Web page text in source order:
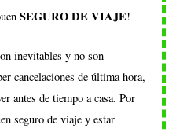
SEGURO DE VIAJE!
inevitables y no son
cancelaciones de última hora,
antes de tiempo a casa. Por
seguro de viaje y estar